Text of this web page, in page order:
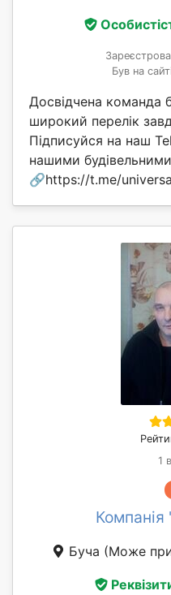
Був на
Досвідчена команда
широкий перелік
Підписуйся на наш
нашими
🔗https://t.me/
1
Буча (Може